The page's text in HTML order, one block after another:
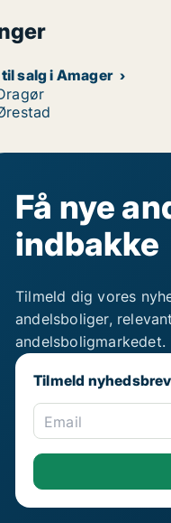
salg i Amager
Få nye
indbakke
Tilmeld dig vores
andelsboliger,
andelsboligmarkedet.
Tilmeld nyhedsbrev
Email